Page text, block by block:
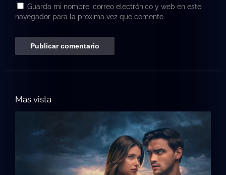
Guarda mi nombre, correo electrónico y web en este
navegador para la próxima vez que comente.
Mas vista